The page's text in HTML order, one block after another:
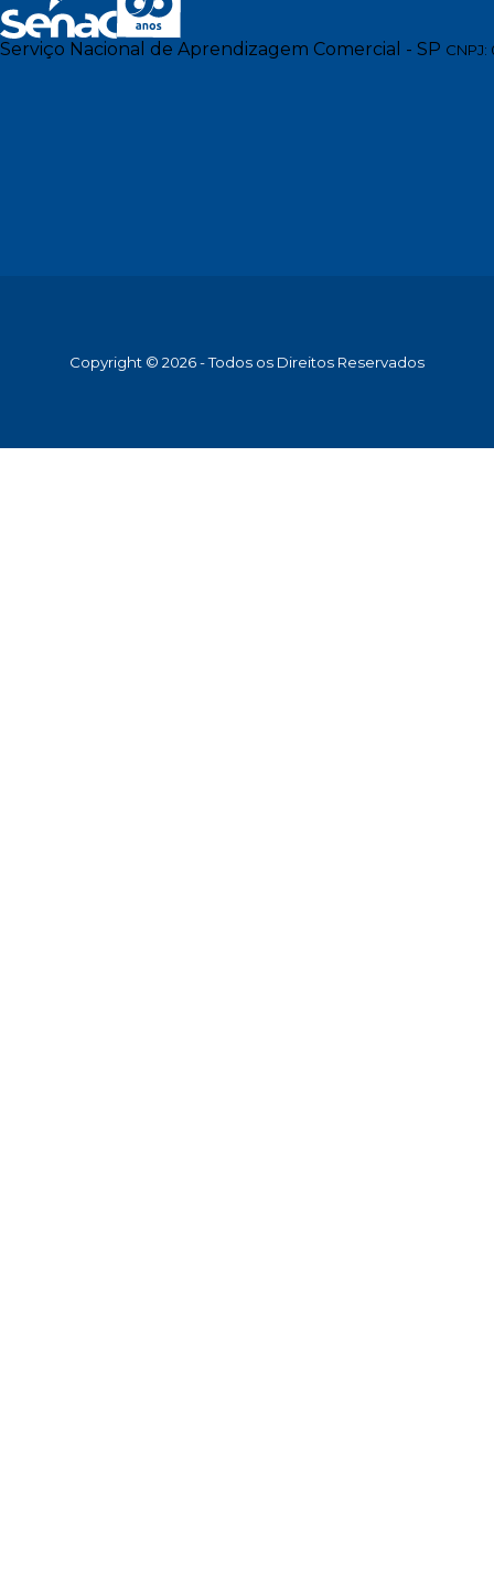
Serviço Nacional de Aprendizagem Comercial - SP
Copyright © 2026 - Todos os Direitos Reservados